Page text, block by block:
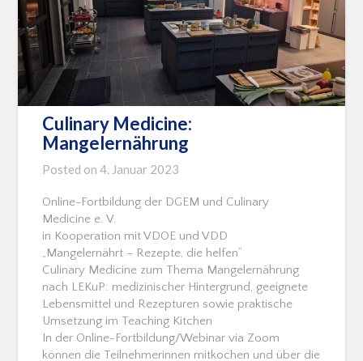
Culinary Medicine:
Mangelernährung
Posted on4. Januar 2023
Online-Fortbildung der DGEM und Culinary
Medicine e. V.
in Kooperation mit VDOE und VDD
„Mangelernährt – Rezepte, die helfen“
Culinary Medicine zum Thema Mangelernährung
nach LEKuP: medizinischer Hintergrund, geeignete
Lebensmittel und Rezepturen sowie praktische
Umsetzung im Teaching Kitchen
In der Online-Fortbildung/Webinar via Zoom
können die Teilnehmerinnen mitkochen und über die